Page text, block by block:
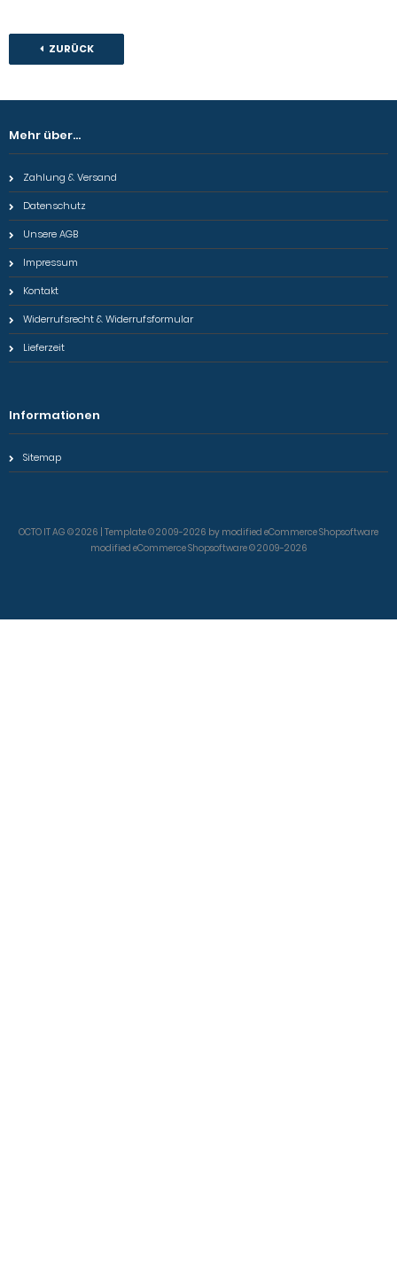
ZURÜCK
Mehr über...
Zahlung & Versand
Datenschutz
Unsere AGB
Impressum
Kontakt
Widerrufsrecht & Widerrufsformular
Lieferzeit
Informationen
Sitemap
OCTO IT AG © 2026 | Template © 2009-2026 by modified eCommerce Shopsoftware
modified eCommerce Shopsoftware © 2009-2026